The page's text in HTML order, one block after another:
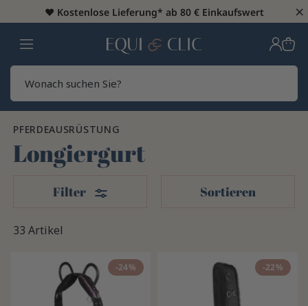
♥️ Kostenlose Lieferung* ab 80 € Einkaufswert ×
Heim
PFERDEAUSRÜSTUNG
Longiergurt
33 Artikel
Filter Filter Sortieren
-24% -22%